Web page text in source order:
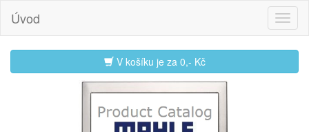
Úvod
V košíku je za 0,- Kč